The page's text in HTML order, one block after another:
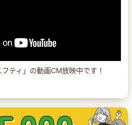
ティ」の動画CM放映中です！